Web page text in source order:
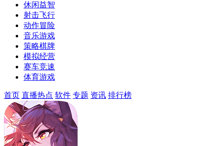
休闲益智
射击飞行
动作冒险
音乐游戏
策略棋牌
模拟经营
赛车竞速
体育游戏
首页 直播热点 软件 专题 资讯 排行榜